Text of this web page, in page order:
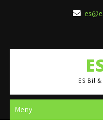
ES Bil
Meny